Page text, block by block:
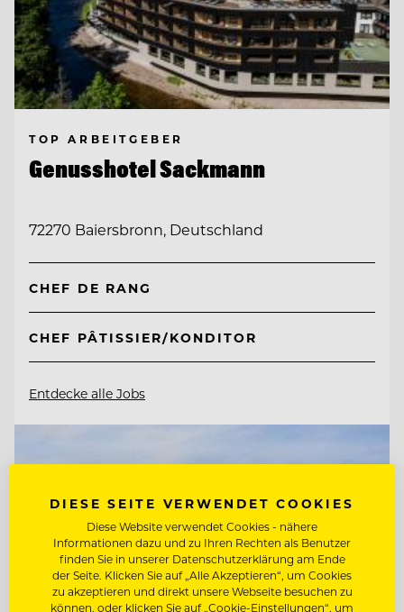
TOP ARBEITGEBER
Genusshotel Sackmann
72270 Baiersbronn, Deutschland
CHEF DE RANG
CHEF PÂTISSIER/KONDITOR
Entdecke alle Jobs
DIESE SEITE VERWENDET COOKIES
Diese Website verwendet Cookies - nähere
Informationen dazu und zu Ihren Rechten als Benutzer
finden Sie in unserer Datenschutzerklärung am Ende
der Seite. Klicken Sie auf „Alle Akzeptieren“, um Cookies
zu akzeptieren und direkt unsere Webseite besuchen zu
können, oder klicken Sie auf „Cookie-Einstellungen“, um